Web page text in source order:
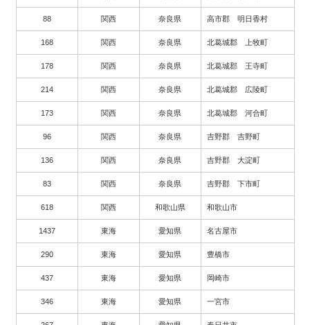
88 関西 奈良県 高市郡 明日香村
168 関西 奈良県 北葛城郡 上牧町
178 関西 奈良県 北葛城郡 王寺町
214 関西 奈良県 北葛城郡 広陵町
173 関西 奈良県 北葛城郡 河合町
96 関西 奈良県 吉野郡 吉野町
136 関西 奈良県 吉野郡 大淀町
83 関西 奈良県 吉野郡 下市町
618 関西 和歌山県 和歌山市
1437 東海 愛知県 名古屋市
290 東海 愛知県 豊橋市
437 東海 愛知県 岡崎市
346 東海 愛知県 一宮市